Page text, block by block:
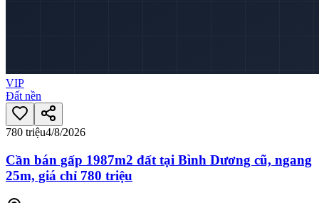
VIP
Đất nền
780 triệu4/8/2026
Cần bán gấp 1987m2 đất tại Bình Dương cũ, ngang
25m, giá chỉ 780 triệu